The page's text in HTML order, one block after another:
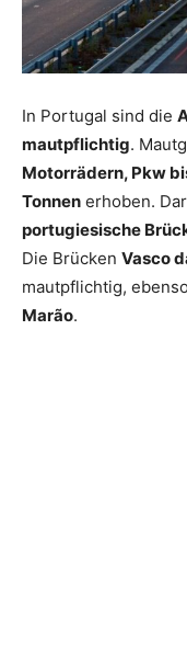
In Portugal sind die
mautpflichtig.
Motorrädern, Pkw
Tonnen erhoben.
portugiesische
Die Brücken Vasco
mautpflichtig,
Marão.